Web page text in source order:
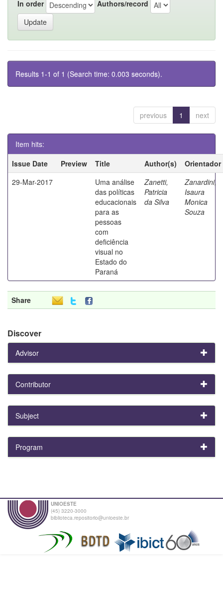
In order Authors/record
Results 1-1 of 1 (Search time: 0.003 seconds).
previous 1 next
Item hits:
Issue Date
Preview Title Author(s)
Orientador
29-Mar-2017
Uma análise
das políticas
educacionais
para as
pessoas
com
deficiência
visual no
Estado do
Paraná
Zanetti,
Patricia
da Silva
Zanardini,
Isaura
Monica
Souza
Share
Discover
Advisor
Contributor
Subject
Program
UNIOESTE
(45) 3220-3000
biblioteca.repositorio@unioeste.br